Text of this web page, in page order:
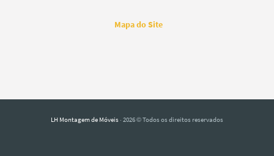
Mapa do Site
LH Montagem de Móveis · 2026 © Todos os direitos reservados